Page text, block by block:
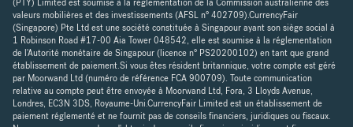
(PTY) Limited est soumise à la réglementation de la Commission australienne des
valeurs mobilières et des investissements (AFSL n° 402709).CurrencyFair
(Singapore) Pte Ltd est une société constituée à Singapour ayant son siège social à
1 Robinson Road #17-00 Aia Tower 048542, elle est soumise à la réglementation
de l'Autorité monétaire de Singapour (licence n° PS20200102) en tant que grand
établissement de paiement.Si vous êtes résident britannique, votre compte est géré
par Moorwand Ltd (numéro de référence FCA 900709). Toute communication
relative au compte peut être envoyée à Moorwand Ltd, Fora, 3 Lloyds Avenue,
Londres, EC3N 3DS, Royaume-Uni.CurrencyFair Limited est un établissement de
paiement réglementé et ne fournit pas de conseils financiers, juridiques ou fiscaux.